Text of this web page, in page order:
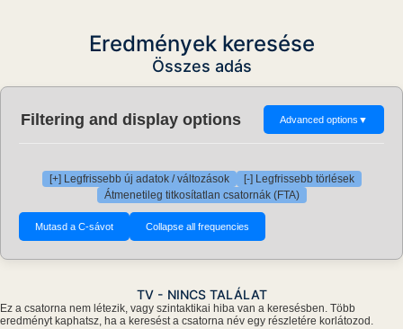
Eredmények keresése
Összes adás
Filtering and display options Advanced options ▼
[+] Legfrissebb új adatok / változások
[-] Legfrissebb törlések
Átmenetileg titkosítatlan csatornák (FTA)
TV - NINCS TALÁLAT
Ez a csatorna nem létezik, vagy szintaktikai hiba van a keresésben. Több
eredményt kaphatsz, ha a keresést a csatorna név egy részletére korlátozod.